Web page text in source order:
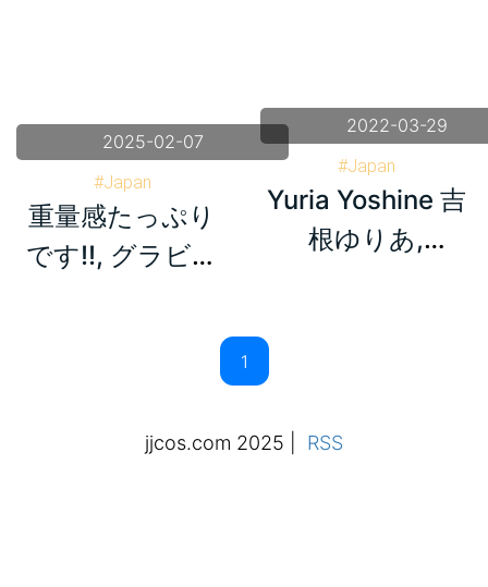
2025-02-07
#Japan
#Shukan Jitsuwa 週刊実話
#Yu Tano 田野憂
#Miharu Usa 羽咲みはる
重量感たっぷり
です!!, グラビア
2022-03-29
#Japan
#Shukan Jitsuwa 週刊実話
#Yuria Yoshine 吉根ゆりあ
Yuria Yoshine 吉
根ゆりあ,
jjcos.com 2025 RSS